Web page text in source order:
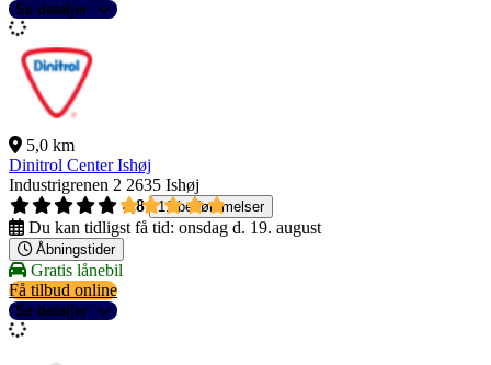
Se detaljer
5,0 km
Dinitrol Center Ishøj
Industrigrenen 2 2635 Ishøj
4,8
11 bedømmelser
Du kan tidligst få tid: onsdag d. 19. august
Åbningstider
Gratis lånebil
Få tilbud online
Se detaljer